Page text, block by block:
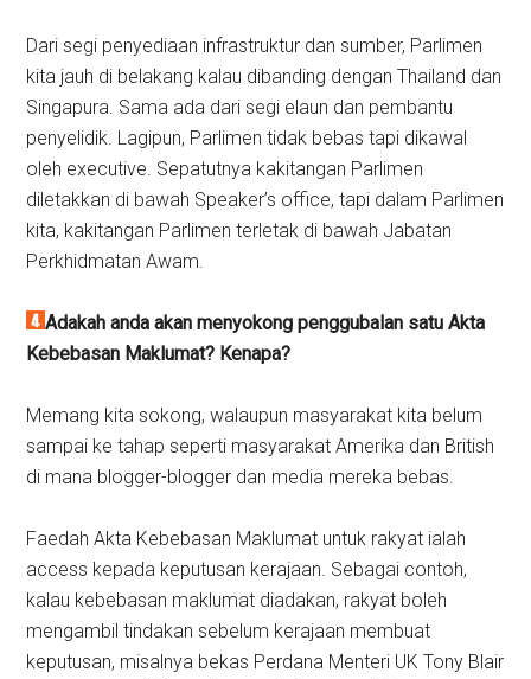
Dari segi penyediaan infrastruktur dan sumber, Parlimen
kita jauh di belakang kalau dibanding dengan Thailand dan
Singapura. Sama ada dari segi elaun dan pembantu
penyelidik. Lagipun, Parlimen tidak bebas tapi dikawal
oleh executive. Sepatutnya kakitangan Parlimen
diletakkan di bawah Speaker’s office, tapi dalam Parlimen
kita, kakitangan Parlimen terletak di bawah Jabatan
Perkhidmatan Awam.
Adakah anda akan menyokong penggubalan satu Akta
Kebebasan Maklumat? Kenapa?
Memang kita sokong, walaupun masyarakat kita belum
sampai ke tahap seperti masyarakat Amerika dan British
di mana blogger-blogger dan media mereka bebas.
Faedah Akta Kebebasan Maklumat untuk rakyat ialah
access kepada keputusan kerajaan. Sebagai contoh,
kalau kebebasan maklumat diadakan, rakyat boleh
mengambil tindakan sebelum kerajaan membuat
keputusan, misalnya bekas Perdana Menteri UK Tony Blair